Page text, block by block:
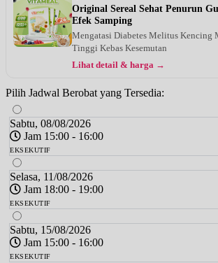
Original Sereal Sehat Penurun
Efek Samping
Mengatasi Diabetes Melitus Kencing
Tinggi Kebas Kesemutan
Lihat detail & harga →
Pilih Jadwal Berobat yang Tersedia:
Sabtu, 08/08/2026
Jam 15:00 - 16:00
EKSEKUTIF
Selasa, 11/08/2026
Jam 18:00 - 19:00
EKSEKUTIF
Sabtu, 15/08/2026
Jam 15:00 - 16:00
EKSEKUTIF